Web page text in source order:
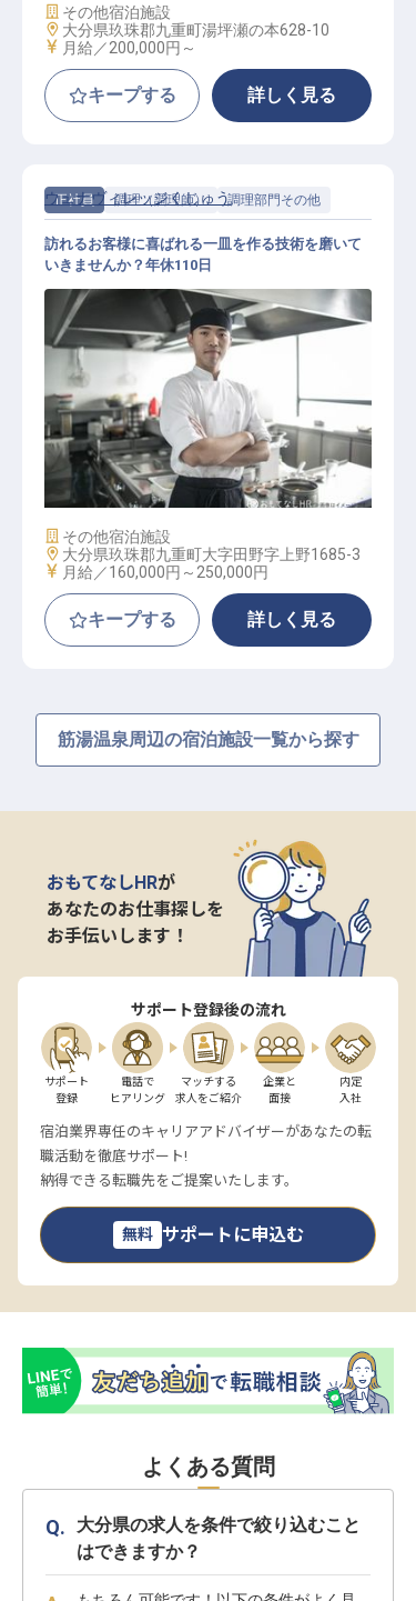
施設業態
その他宿泊施設
勤務地
大分県玖珠郡九重町湯坪瀬の本628-10
給与
月給／200,000円～
キープする 詳しく見る
正社員 調理（調理師） 調理部門その他
グランピング施設の調理スタッフ
ウェナヴィレッジくじゅう
訪れるお客様に喜ばれる一皿を作る技術を磨いて
いきませんか？年休110日
施設業態
その他宿泊施設
勤務地
大分県玖珠郡九重町大字田野字上野1685-3
給与
月給／160,000円～ 250,000円
キープする 詳しく見る
筋湯温泉周辺の宿泊施設一覧から探す
おもてなしHRが
あなたのお仕事探しを
お手伝いします！
サポート登録後の流れ
サポート
登録
電話で
ヒアリング
マッチする
求人をご紹介
企業と
面接
内定
入社
宿泊業界専任のキャリアアドバイザーがあなたの転
職活動を徹底サポート!
納得できる転職先をご提案いたします。
無料 サポートに申込む
よくある質問
大分県の求人を条件で絞り込むこと
はできますか？